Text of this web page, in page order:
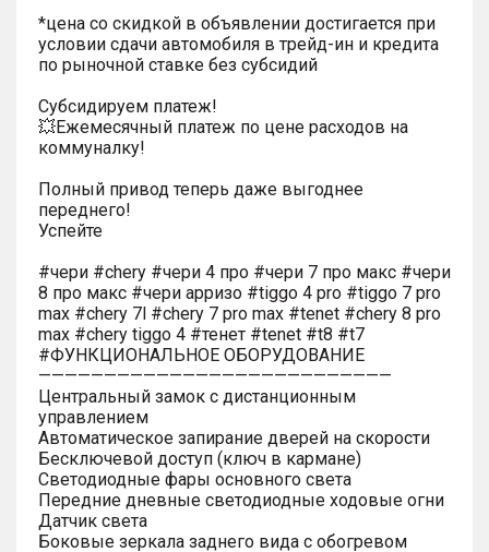
*цена со скидкой в объявлении достигается при
условии сдачи автомобиля в трейд-ин и кредита
по рыночной ставке без субсидий
Субсидируем платеж!
💥Ежемесячный платеж по цене расходов на
коммуналку!
Полный привод теперь даже выгоднее
переднего!
Успейте
#чери #chery #чери 4 про #чери 7 про макс #чери
8 про макс #чери арризо #tiggo 4 pro #tiggo 7 pro
max #chery 7l #chery 7 pro max #tenet #chery 8 pro
max #chery tiggo 4 #тенет #tenet #t8 #t7
#ФУНКЦИОНАЛЬНОЕ ОБОРУДОВАНИЕ
———————————————————————————
Центральный замок с дистанционным
управлением
Автоматическое запирание дверей на скорости
Бесключевой доступ (ключ в кармане)
Светодиодные фары основного света
Передние дневные светодиодные ходовые огни
Датчик света
Боковые зеркала заднего вида с обогревом